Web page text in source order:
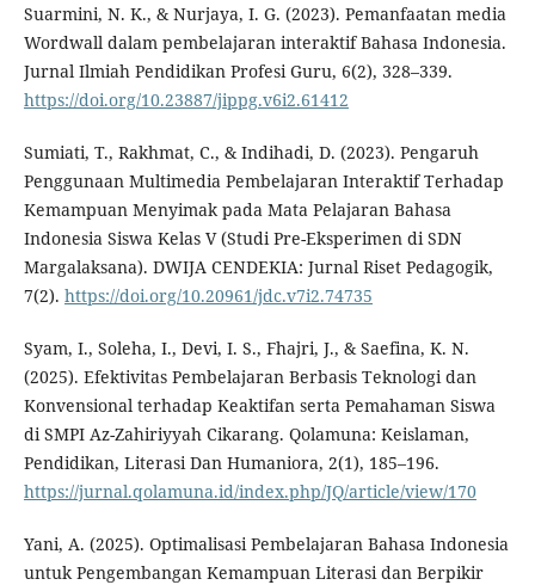
Suarmini, N. K., & Nurjaya, I. G. (2023). Pemanfaatan media
Wordwall dalam pembelajaran interaktif Bahasa Indonesia.
Jurnal Ilmiah Pendidikan Profesi Guru, 6(2), 328–339.
https://doi.org/10.23887/jippg.v6i2.61412
Sumiati, T., Rakhmat, C., & Indihadi, D. (2023). Pengaruh
Penggunaan Multimedia Pembelajaran Interaktif Terhadap
Kemampuan Menyimak pada Mata Pelajaran Bahasa
Indonesia Siswa Kelas V (Studi Pre-Eksperimen di SDN
Margalaksana). DWIJA CENDEKIA: Jurnal Riset Pedagogik,
7(2). https://doi.org/10.20961/jdc.v7i2.74735
Syam, I., Soleha, I., Devi, I. S., Fhajri, J., & Saefina, K. N.
(2025). Efektivitas Pembelajaran Berbasis Teknologi dan
Konvensional terhadap Keaktifan serta Pemahaman Siswa
di SMPI Az-Zahiriyyah Cikarang. Qolamuna: Keislaman,
Pendidikan, Literasi Dan Humaniora, 2(1), 185–196.
https://jurnal.qolamuna.id/index.php/JQ/article/view/170
Yani, A. (2025). Optimalisasi Pembelajaran Bahasa Indonesia
untuk Pengembangan Kemampuan Literasi dan Berpikir